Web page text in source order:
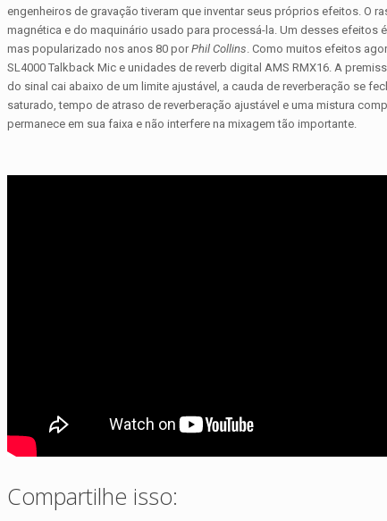
engenheiros de gravação tiveram que inventar seus próprios efeitos. O
magnética e do maquinário usado para processá-la. Um desses efeitos
mas popularizado nos anos 80 porPhil Collins. Como muitos efeitos
SL4000 Talkback Mic e unidades de reverb digital AMS RMX16. A
do sinal cai abaixo de um limite ajustável, a cauda de reverberação se
saturado, tempo de atraso de reverberação ajustável e uma mistura
permanece em sua faixa e não interfere na mixagem tão importante.
Compartilhe isso: